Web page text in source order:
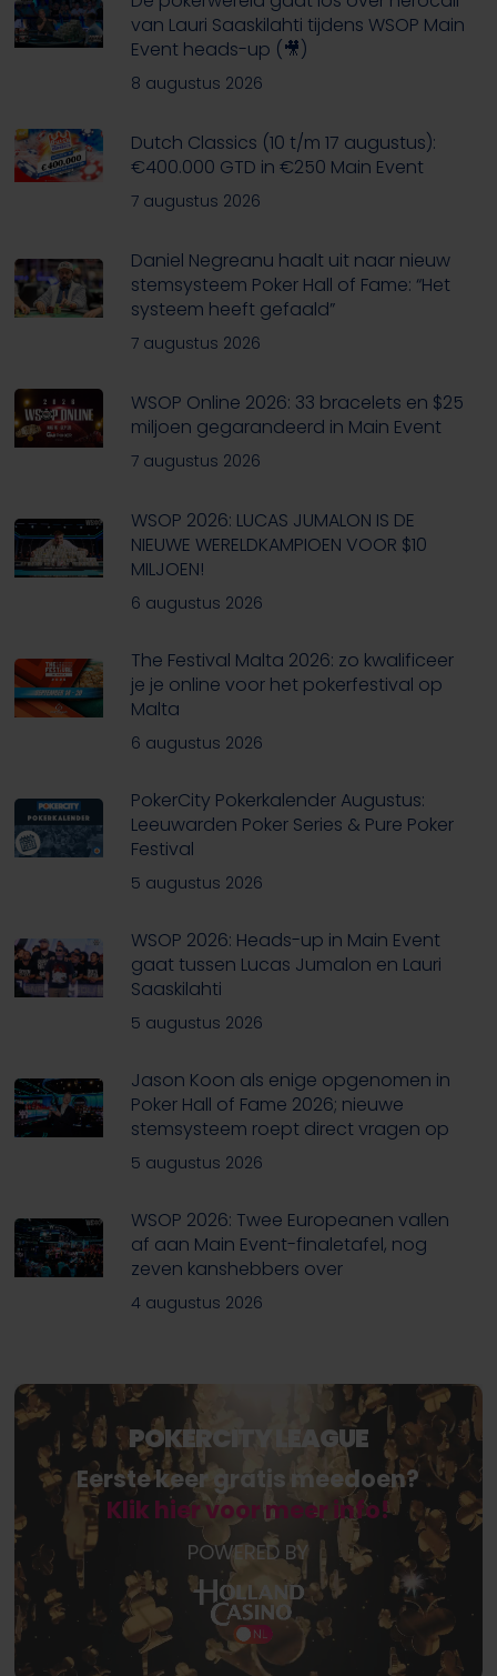
van Lauri Saaskilahti tijdens WSOP Main
Event heads-up (🎥)
8 augustus 2026
Dutch Classics (10 t/m 17 augustus):
€400.000 GTD in €250 Main Event
7 augustus 2026
Daniel Negreanu haalt uit naar nieuw
stemsysteem Poker Hall of Fame: “Het
systeem heeft gefaald”
7 augustus 2026
WSOP Online 2026: 33 bracelets en $25
miljoen gegarandeerd in Main Event
7 augustus 2026
WSOP 2026: LUCAS JUMALON IS DE
NIEUWE WERELDKAMPIOEN VOOR $10
MILJOEN!
6 augustus 2026
The Festival Malta 2026: zo kwalificeer
je je online voor het pokerfestival op
Malta
6 augustus 2026
PokerCity Pokerkalender Augustus:
Leeuwarden Poker Series & Pure Poker
Festival
5 augustus 2026
WSOP 2026: Heads-up in Main Event
gaat tussen Lucas Jumalon en Lauri
Saaskilahti
5 augustus 2026
Jason Koon als enige opgenomen in
Poker Hall of Fame 2026; nieuwe
stemsysteem roept direct vragen op
5 augustus 2026
WSOP 2026: Twee Europeanen vallen
af aan Main Event-finaletafel, nog
zeven kanshebbers over
4 augustus 2026
POKERCITY LEAGUE
Eerste keer gratis meedoen?
Klik hier voor meer info!
POWERED BY